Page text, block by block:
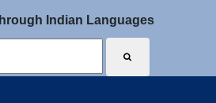
Indian Languages